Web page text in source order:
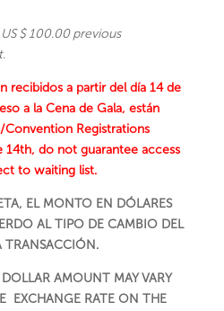
$ 100.00 previous
recibidos a partir del día 14 de
a la Cena de Gala, están
Convention Registrations
14th, do not guarantee access
to waiting list.
EL MONTO EN DÓLARES
AL TIPO DE CAMBIO DEL
TRANSACCIÓN.
AMOUNT MAY VARY
EXCHANGE RATE ON THE